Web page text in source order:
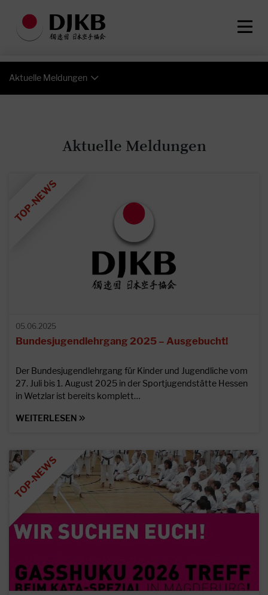
Aktuelle Meldungen
Aktuelle Meldungen
05.06.2025
Bundesjugendlehrgang 2025 – Ausgebucht!
Der Bundesjugendlehrgang für Kinder und Jugendliche vom
27. Juli bis 1. August 2025 in der Sportjugendstätte Hessen
in Wetzlar ist bereits komplett…
WEITERLESEN